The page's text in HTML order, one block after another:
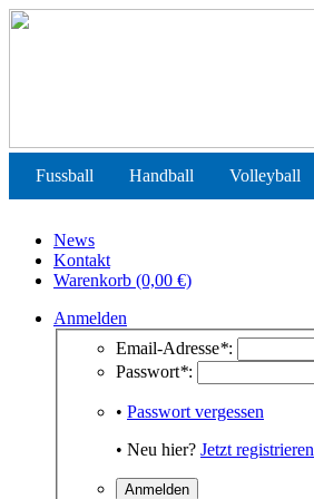
Fussball Handball Volleyball
News
Kontakt
Warenkorb (0,00 €)
Anmelden
Email-Adresse*:
Passwort*:
• Passwort vergessen
• Neu hier? Jetzt registrieren